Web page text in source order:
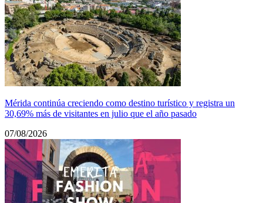
Mérida continúa creciendo como destino turístico y registra un
30,69% más de visitantes en julio que el año pasado
07/08/2026